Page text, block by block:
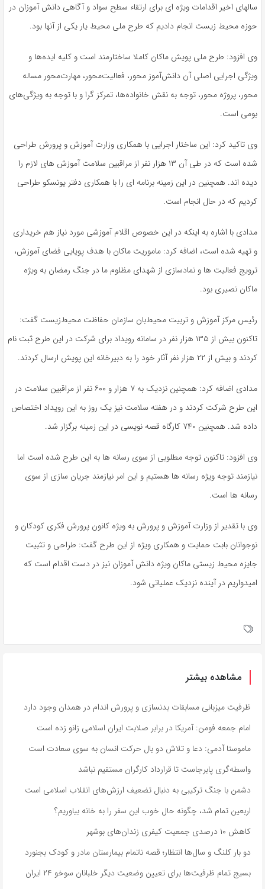
سالهای اخیر اقدامات ویژه ای برای ارتقاء سطح سواد و آگاهی دانش آموزان در
حوزه محیط زیست انجام دادیم که طرح ملی محیط یار یکی از آنها بود.
وی افزود: طرح ملی پویش ماکان کاملا ساختارمند است و کلیه ایده‌ها و
ویژگی اجرایی اصلی آن دانش‌آموز محور، فعالیت‌محور، مهارت‌محور مساله
محور، پروژه محور، توجه به نقش خانواده‌ها، تمرکز گرا و با توجه به ویژگی‌های
بومی است.
وی تاکید کرد: این ساختار اجرایی با همکاری وزارت آموزش و پرورش طراحی
شده است که در طی آن ۱۳ هزار نفر از مراقبین سلامت آموزش های لازم را
دیده اند. همچنین در این زمینه برنامه ای را با همکاری دفتر یونسکو طراحی
کردیم که در حال انجام است.
مدادی با اشاره به اینکه در این خصوص اقلام آموزشی مورد نیاز هم خریداری
و تهیه شده است، اضافه کرد: ماموریت ماکان با هدف پویایی فضای آموزش،
ترویج فعالیت ها و نمادسازی از شهدای مظلوم ما در جنگ رمضان به ویژه
ماکان نصیری بود.
رئیس مرکز آموزش و تربیت محیط‌بان سازمان حفاظت محیط‌زیست گفت:
تاکنون بیش از ۱۳۵ هزار نفر در سامانه رویداد برای شرکت در این طرح ثبت نام
کردند و بیش از ۲۲ هزار نفر آثار خود را به دبیرخانه این پویش ارسال کردند.
مدادی اضافه کرد: همچنین نزدیک به ۷ هزار و ۶۰۰ نفر از مراقبین سلامت در
این طرح شرکت کردند و در هفته سلامت نیز یک روز به این رویداد اختصاص
داده شد. همچنین ۷۴۰ کارگاه قصه نویسی در این زمینه برگزار شد.
وی افزود: تاکنون توجه مطلوبی از سوی رسانه ها به این طرح شده است اما
نیازمند توجه ویژه رسانه ها هستیم و این امر نیازمند جریان سازی از سوی
رسانه ها است.
وی با تقدیر از وزارت آموزش و پرورش به ویژه کانون پرورش فکری کودکان و
نوجوانان بابت حمایت و همکاری ویژه از این طرح گفت: طراحی و تثبیت
جایزه محیط زیستی ماکان ویژه دانش آموزان نیز در دست اقدام است که
امیدواریم در آینده نزدیک عملیاتی شود.
مشاهده بیشتر
ظرفیت میزبانی مسابقات بدنسازی و پرورش اندام در همدان وجود دارد
امام جمعه فومن: آمریکا در برابر صلابت ایران اسلامی زانو زده است
ماموستا آدمی: دعا و تلاش دو بال حرکت انسان به سوی سعادت است
واسطه‌گری پابرجاست تا قرارداد کارگران مستقیم نباشد
دشمن با جنگ ترکیبی به دنبال تضعیف ارزش‌های انقلاب اسلامی است
اربعین تمام شد، چگونه حال خوب این سفر را به خانه بیاوریم؟
کاهش ۱۰ درصدی جمعیت کیفری زندان‌های بوشهر
دو بار کلنگ و سال‌ها انتظار؛ قصه ناتمام بیمارستان مادر و کودک بجنورد
بسیج تمام ظرفیت‌ها برای تعیین وضعیت دیگر خلبانان سوخو ۲۴ ایران